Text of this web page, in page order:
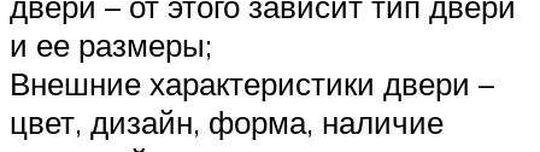
и ее размеры;
Внешние характеристики двери –
цвет, дизайн, форма, наличие